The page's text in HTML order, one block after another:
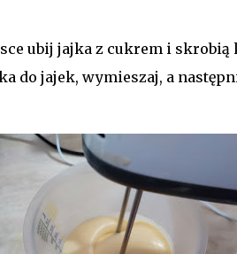
ubij jajka z cukrem i skrobią
do jajek, wymieszaj, a